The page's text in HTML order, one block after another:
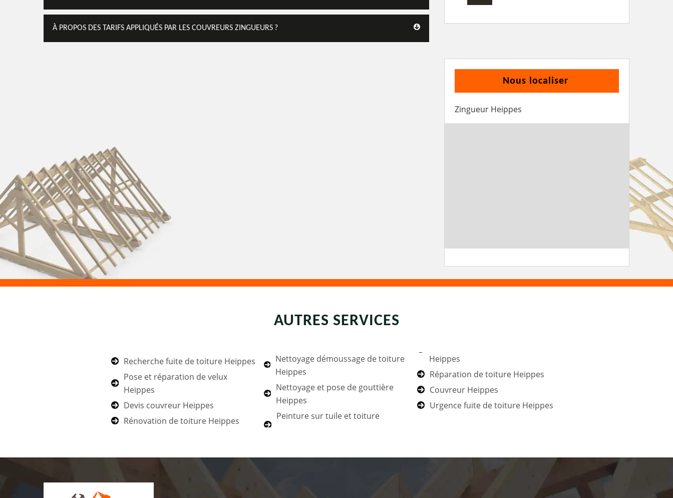
À PROPOS DES TARIFS APPLIQUÉS PAR LES COUVREURS ZINGUEURS ?
Nous localiser
Zingueur Heippes
AUTRES SERVICES
Recherche fuite de toiture Heippes
Pose et réparation de velux
Heippes
Devis couvreur Heippes
Rénovation de toiture Heippes
Nettoyage démoussage de toiture
Heippes
Nettoyage et pose de gouttière
Heippes
Peinture sur tuile et toiture
Heippes
Réparation de toiture Heippes
Couvreur Heippes
Urgence fuite de toiture Heippes